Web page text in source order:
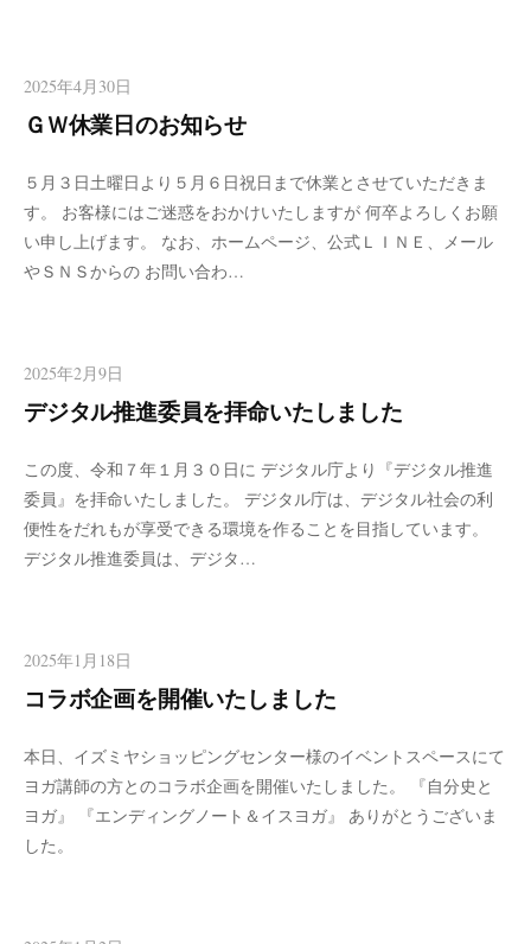
2025年4月30日
ＧＷ休業日のお知らせ
５月３日土曜日より５月６日祝日まで休業とさせていただきま
す。 お客様にはご迷惑をおかけいたしますが 何卒よろしくお願
い申し上げます。 なお、ホームページ、公式ＬＩＮＥ、メール
やＳＮＳからの お問い合わ…
2025年2月9日
デジタル推進委員を拝命いたしました
この度、令和７年１月３０日に デジタル庁より『デジタル推進
委員』を拝命いたしました。 デジタル庁は、デジタル社会の利
便性をだれもが享受できる環境を作ることを目指しています。
デジタル推進委員は、デジタ…
2025年1月18日
コラボ企画を開催いたしました
本日、イズミヤショッピングセンター様のイベントスペースにて
ヨガ講師の方とのコラボ企画を開催いたしました。 『自分史と
ヨガ』 『エンディングノート＆イスヨガ』 ありがとうございま
した。